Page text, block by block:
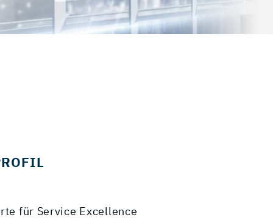
für Service Excellence